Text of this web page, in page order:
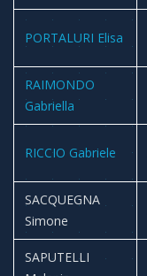
PORTALURI Elisa
RAIMONDO
Gabriella
RICCIO Gabriele
SACQUEGNA
Simone
SAPUTELLI